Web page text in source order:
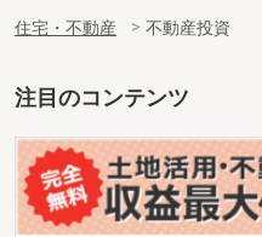
住宅・不動産 不動産投資
注目のコンテンツ